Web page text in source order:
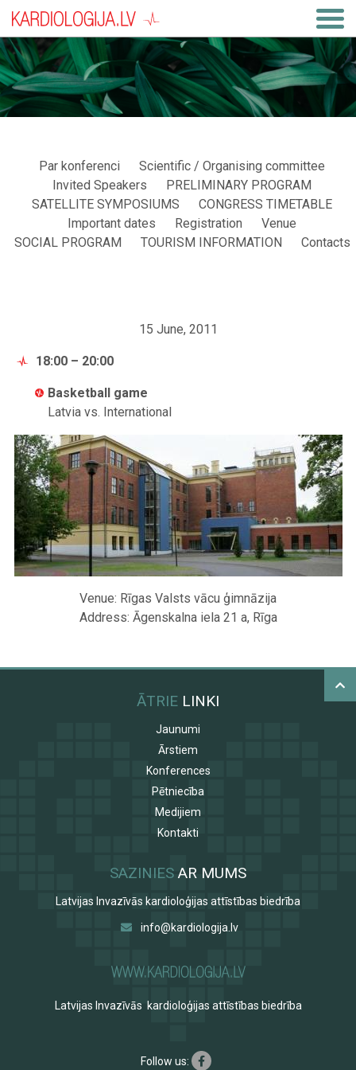
Par konferenci
Scientific / Organising committee
Invited Speakers
PRELIMINARY PROGRAM
SATELLITE SYMPOSIUMS
CONGRESS TIMETABLE
Important dates
Registration
Venue
SOCIAL PROGRAM
TOURISM INFORMATION Contacts
15 June, 2011
18:00 – 20:00
Basketball game
Latvia vs. International
Venue: Rīgas Valsts vācu ģimnāzija
Address: Āgenskalna iela 21 a, Rīga
ĀTRIE LINKI
Jaunumi
Ārstiem
Konferences
Pētniecība
Medijiem
Kontakti
SAZINIES AR MUMS
Latvijas Invazīvās kardioloģijas attīstības biedrība
info@kardiologija.lv
Latvijas Invazīvās kardioloģijas attīstības biedrība
Follow us: